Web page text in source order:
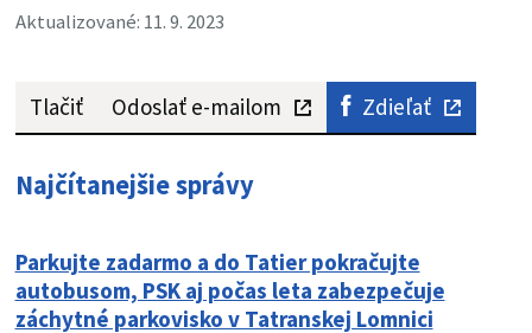
Aktualizované: 11. 9. 2023
Tlačiť Odoslať e-mailom Zdieľať
Najčítanejšie správy
Parkujte zadarmo a do Tatier pokračujte
autobusom, PSK aj počas leta zabezpečuje
záchytné parkovisko v Tatranskej Lomnici